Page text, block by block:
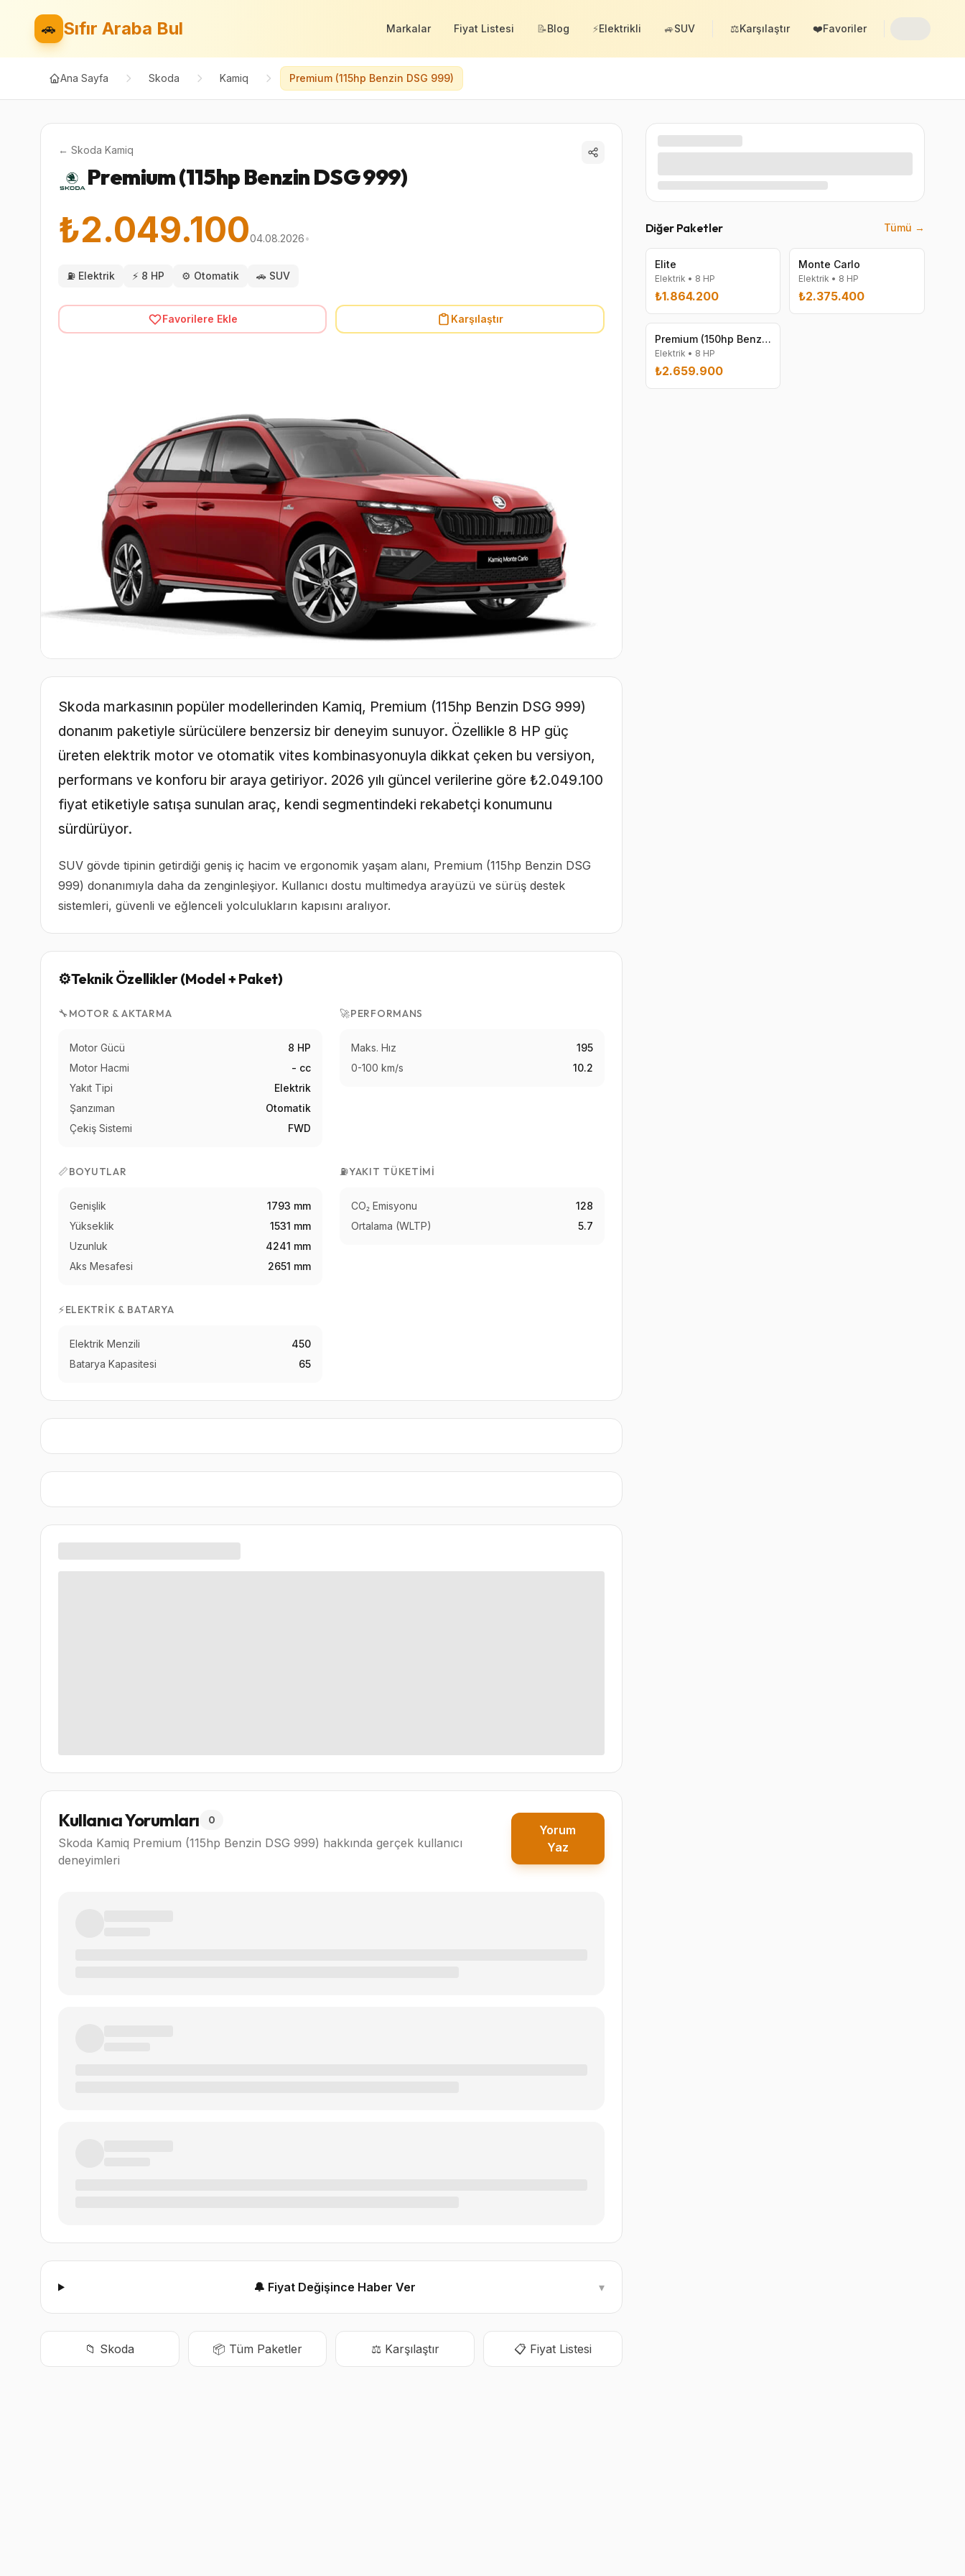
🚗 Sıfır Araba Bul Markalar Fiyat Listesi 📝Blog ⚡Elektrikli 🚙SUV ⚖️Karşılaştır ❤️Favoriler
Ana Sayfa Skoda Kamiq Premium (115hp Benzin DSG 999)
← Skoda Kamiq
Premium (115hp Benzin DSG 999)
₺2.049.10004.08.2026•
⛽ Elektrik ⚡ 8 HP ⚙️ Otomatik 🚗 SUV
Favorilere Ekle Karşılaştır
Skoda markasının popüler modellerinden Kamiq, Premium (115hp Benzin DSG 999)
donanım paketiyle sürücülere benzersiz bir deneyim sunuyor. Özellikle 8 HP güç
üreten elektrik motor ve otomatik vites kombinasyonuyla dikkat çeken bu versiyon,
performans ve konforu bir araya getiriyor. 2026 yılı güncel verilerine göre ₺2.049.100
fiyat etiketiyle satışa sunulan araç, kendi segmentindeki rekabetçi konumunu
sürdürüyor.
SUV gövde tipinin getirdiği geniş iç hacim ve ergonomik yaşam alanı, Premium (115hp Benzin DSG
999) donanımıyla daha da zenginleşiyor. Kullanıcı dostu multimedya arayüzü ve sürüş destek
sistemleri, güvenli ve eğlenceli yolculukların kapısını aralıyor.
⚙️Teknik Özellikler (Model + Paket)
🔧MOTOR & AKTARMA
Motor Gücü
8 HP
Motor Hacmi
- cc
Yakıt Tipi
Elektrik
Şanzıman
Otomatik
Çekiş Sistemi
FWD
🚀PERFORMANS
Maks. Hız
195
0-100 km/s
10.2
📏BOYUTLAR
Genişlik
1793 mm
Yükseklik
1531 mm
Uzunluk
4241 mm
Aks Mesafesi
2651 mm
⛽YAKIT TÜKETIMI
CO₂ Emisyonu
128
Ortalama (WLTP)
5.7
⚡ELEKTRIK & BATARYA
Elektrik Menzili
450
Batarya Kapasitesi
65
Kullanıcı Yorumları 0
Skoda Kamiq Premium (115hp Benzin DSG 999) hakkında gerçek kullanıcı
deneyimleri
Yorum
Yaz
🔔 Fiyat Değişince Haber Ver ▾
📁 Skoda 📦 Tüm Paketler ⚖️ Karşılaştır 📋 Fiyat Listesi
Diğer Paketler Tümü →
Elite
Elektrik • 8 HP
₺1.864.200
Monte Carlo
Elektrik • 8 HP
₺2.375.400
Premium (150hp Benzin DSG 1498)
Elektrik • 8 HP
₺2.659.900